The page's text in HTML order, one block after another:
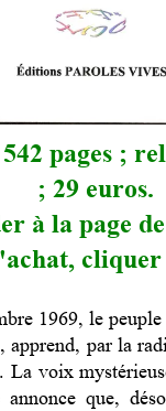
pages ;
; 29 euros.
à la page
cliquer
1969, le peuple
apprend, par la
La voix
annonce que,